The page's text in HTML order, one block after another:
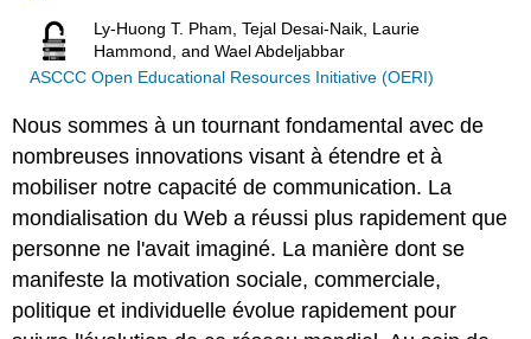
Ly-Huong T. Pham, Tejal Desai-Naik, Laurie
Hammond, and Wael Abdeljabbar
ASCCC Open Educational Resources Initiative (OERI)
Nous sommes à un tournant fondamental avec de
nombreuses innovations visant à étendre et à
mobiliser notre capacité de communication. La
mondialisation du Web a réussi plus rapidement que
personne ne l'avait imaginé. La manière dont se
manifeste la motivation sociale, commerciale,
politique et individuelle évolue rapidement pour